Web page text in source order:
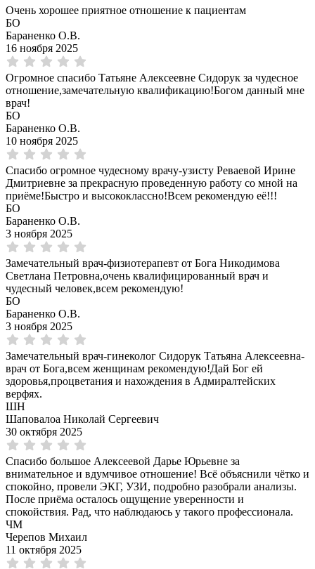
Очень хорошее приятное отношение к пациентам
БО
Бараненко О.В.
16 ноября 2025
Огромное спасибо Татьяне Алексеевне Сидорук за чудесное
отношение,замечательную квалификацию!Богом данный мне
врач!
БО
Бараненко О.В.
10 ноября 2025
Спасибо огромное чудесному врачу-узисту Реваевой Ирине
Дмитриевне за прекрасную проведенную работу со мной на
приёме!Быстро и высококлассно!Всем рекомендую её!!!
БО
Бараненко О.В.
3 ноября 2025
Замечательный врач-физиотерапевт от Бога Никодимова
Светлана Петровна,очень квалифицированный врач и
чудесный человек,всем рекомендую!
БО
Бараненко О.В.
3 ноября 2025
Замечательный врач-гинеколог Сидорук Татьяна Алексеевна-
врач от Бога,всем женщинам рекомендую!Дай Бог ей
здоровья,процветания и нахождения в Адмиралтейских
верфях.
ШН
Шаповалоа Николай Сергеевич
30 октября 2025
Спасибо большое Алексеевой Дарье Юрьевне за
внимательное и вдумчивое отношение! Всё объяснили чётко и
спокойно, провели ЭКГ, УЗИ, подробно разобрали анализы.
После приёма осталось ощущение уверенности и
спокойствия. Рад, что наблюдаюсь у такого профессионала.
ЧМ
Черепов Михаил
11 октября 2025